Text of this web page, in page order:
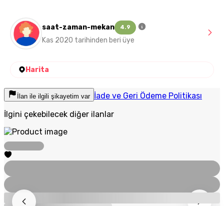
saat-zaman-mekan 4.9
Kas 2020 tarihinden beri üye
Harita
İlan ile ilgili şikayetim var İade ve Geri Ödeme Politikası
İlgini çekebilecek diğer ilanlar